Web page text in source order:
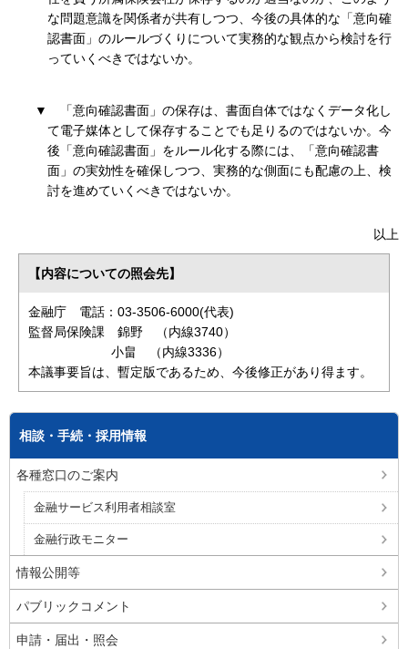
な問題意識を関係者が共有しつつ、今後の具体的な「意向確
認書面」のルールづくりについて実務的な観点から検討を行
っていくべきではないか。
▼
「意向確認書面」の保存は、書面自体ではなくデータ化し
て電子媒体として保存することでも足りるのではないか。今
後「意向確認書面」をルール化する際には、「意向確認書
面」の実効性を確保しつつ、実務的な側面にも配慮の上、検
討を進めていくべきではないか。
以上
【内容についての照会先】
金融庁 電話：03-3506-6000(代表)
監督局保険課 錦野 （内線3740）
小畠 （内線3336）
本議事要旨は、暫定版であるため、今後修正があり得ます。
相談・手続・採用情報
各種窓口のご案内
金融サービス利用者相談室
金融行政モニター
情報公開等
パブリックコメント
申請・届出・照会